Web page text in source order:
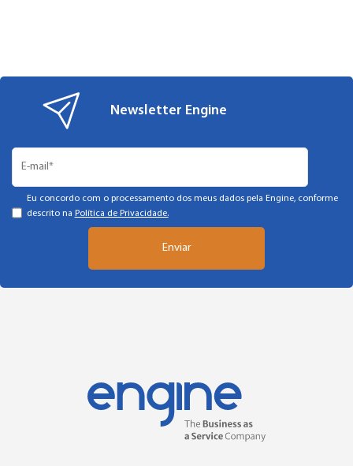
Newsletter Engine
Eu concordo com o processamento dos meus dados pela Engine, conforme
descrito na Política de Privacidade.